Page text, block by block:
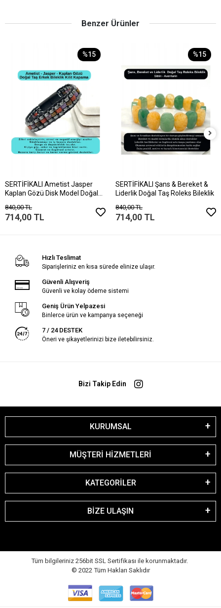
Benzer Ürünler
%15
SERTİFİKALI Ametist Jasper
Kaplan Gözü Disk Model Doğal
840,00 TL
714,00 TL
%15
SERTİFİKALI Şans & Bereket &
Liderlik Doğal Taş Roleks Bileklik
840,00 TL
714,00 TL
Hızlı Teslimat
Siparişleriniz en kısa sürede elinize ulaşır.
Güvenli Alışveriş
Güvenli ve kolay ödeme sistemi
Geniş Ürün Yelpazesi
Binlerce ürün ve kampanya seçeneği
7 / 24 DESTEK
Öneri ve şikayetlerinizi bize iletebilirsiniz.
Bizi Takip Edin
KURUMSAL
MÜŞTERİ HİZMETLERİ
KATEGORİLER
BİZE ULAŞIN
Tüm bilgileriniz 256bit SSL Sertifikası ile korunmaktadır.
© 2022 Tüm Hakları Saklıdır